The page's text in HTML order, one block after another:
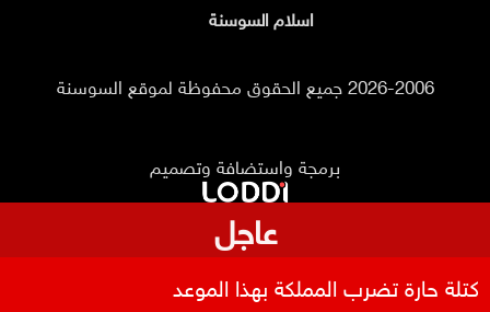
اسلام السوسنة
2026-2006 جميع الحقوق محفوظة لموقع السوسنة
برمجة واستضافة وتصميم
عاجل
كتلة حارة تضرب المملكة بهذا الموعد